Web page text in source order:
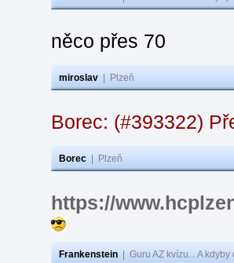
něco přes 70
miroslav Plzeň
Borec: (#393322)
Borec Plzeň
https://
Frankenstein Guru AZ kvízu... A